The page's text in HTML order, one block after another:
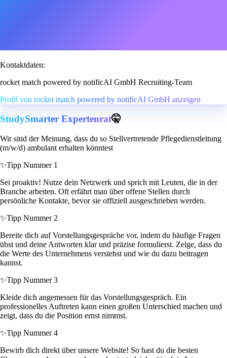
Kontaktdaten:
rocket match powered by notificAI GmbH Recruiting-Team
Profil von rocket match powered by notificAI GmbH anzeigen
StudySmarter Expertenrat🤫
Wir sind der Meinung, dass du so Stellvertretende Pflegedienstleitung
(m/w/d) ambulant erhalten könntest
✨Tipp Nummer 1
Sei proaktiv! Nutze dein Netzwerk und sprich mit Leuten, die in der
Branche arbeiten. Oft erfährt man über offene Stellen durch
persönliche Kontakte, bevor sie offiziell ausgeschrieben werden.
✨Tipp Nummer 2
Bereite dich auf Vorstellungsgespräche vor, indem du häufige Fragen
übst und deine Antworten klar und präzise formulierst. Zeige, dass du
die Werte des Unternehmens verstehst und wie du dazu beitragen
kannst.
✨Tipp Nummer 3
Kleide dich angemessen für das Vorstellungsgespräch. Ein
professionelles Auftreten kann einen großen Unterschied machen und
zeigt, dass du die Position ernst nimmst.
✨Tipp Nummer 4
Bewirb dich direkt über unsere Website! So hast du die besten